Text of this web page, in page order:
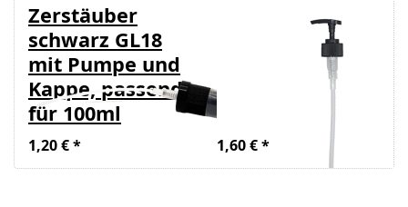
Zerstäuber
schwarz GL18
mit Pumpe und
Kappe, passend
für 100ml
1,20 € *
Dispenserpumpe
schwarz für PP
28mm, für 1
1,60 € *